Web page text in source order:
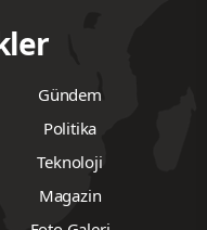
Gündem
Politika
Teknoloji
Magazin